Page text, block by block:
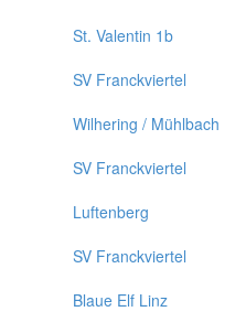
St. Valentin 1b
SV Franckviertel
Wilhering / Mühlbach
SV Franckviertel
Luftenberg
SV Franckviertel
Blaue Elf Linz